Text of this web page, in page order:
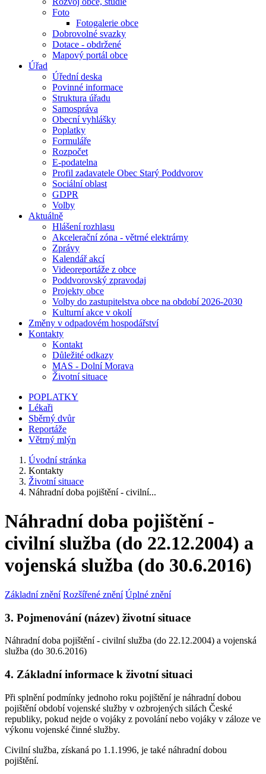
Foto
Fotogalerie obce
Dobrovolné svazky
Dotace - obdržené
Mapový portál obce
Úřad
Úřední deska
Povinné informace
Struktura úřadu
Samospráva
Obecní vyhlášky
Poplatky
Formuláře
Rozpočet
E-podatelna
Profil zadavatele Obec Starý Poddvorov
Sociální oblast
GDPR
Volby
Aktuálně
Hlášení rozhlasu
Akcelerační zóna - větrné elektrárny
Zprávy
Kalendář akcí
Videoreportáže z obce
Poddvorovský zpravodaj
Projekty obce
Volby do zastupitelstva obce na období 2026-2030
Kulturní akce v okolí
Změny v odpadovém hospodářství
Kontakty
Kontakt
Důležité odkazy
MAS - Dolní Morava
Životní situace
POPLATKY
Lékaři
Sběrný dvůr
Reportáže
Větrný mlýn
Úvodní stránka
Kontakty
Životní situace
Náhradní doba pojištění - civilní...
Náhradní doba pojištění -
civilní služba (do 22.12.2004) a
vojenská služba (do 30.6.2016)
Základní znění Rozšířené znění Úplné znění
3. Pojmenování (název) životní situace
Náhradní doba pojištění - civilní služba (do 22.12.2004) a vojenská
služba (do 30.6.2016)
4. Základní informace k životní situaci
Při splnění podmínky jednoho roku pojištění je náhradní dobou
pojištění období vojenské služby v ozbrojených silách České
republiky, pokud nejde o vojáky z povolání nebo vojáky v záloze ve
výkonu vojenské činné služby.
Civilní služba, získaná po 1.1.1996, je také náhradní dobou
pojištění.